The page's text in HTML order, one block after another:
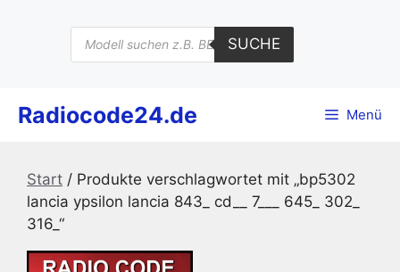
Products
search
SUCHE
Radiocode24.de Menü
Start / Produkte verschlagwortet mit „bp5302
lancia ypsilon lancia 843_ cd__ 7___ 645_ 302_
316_“